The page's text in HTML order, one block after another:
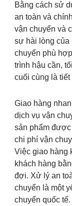
Bằng cách sử
an toàn và
vận chuyển và
sự hài lòng của
chuyển phù
trình hậu cần,
cuối cùng là tiết
Giao hàng
dịch vụ vận
sản phẩm
chi phí vận
Việc giao hàng
khách hàng
đợi. Xử lý an
chuyển là một
chuyển quốc